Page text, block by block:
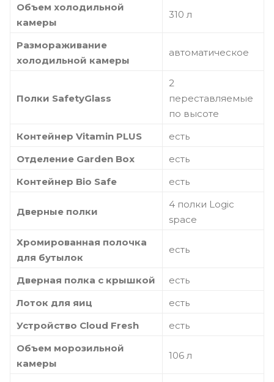
Объем холодильной
камеры
310 л
Размораживание
холодильной камеры
автоматическое
Полки SafetyGlass
2
переставляемые
по высоте
Контейнер Vitamin PLUS
есть
Отделение Garden Box
есть
Контейнер Bio Safe
есть
Дверные полки
4 полки Logic
space
Хромированная полочка
для бутылок
есть
Дверная полка с крышкой
есть
Лоток для яиц
есть
Устройство Cloud Fresh
есть
Объем морозильной
камеры
106 л